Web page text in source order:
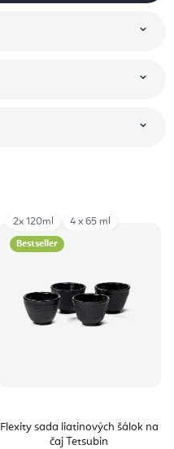
Bestseller
Flexity sada liatinových šálok na
čaj Tetsubin
2x 120ml 4 x 65 ml